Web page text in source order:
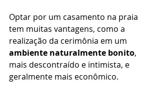
Optar por um casamento na praia
tem muitas vantagens, como a
realização da cerimônia em um
ambiente naturalmente bonito,
mais descontraído e intimista, e
geralmente mais econômico.